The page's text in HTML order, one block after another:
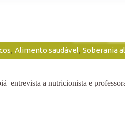
, Alimento saudável, Soberania
a nutricionista e